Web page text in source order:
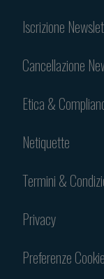
Iscrizione
Cancellazione
Etica &
Netiquette
Termini &
Privacy
Preferenze Cookie